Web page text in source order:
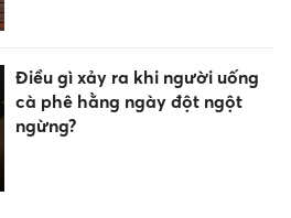
Điều gì xảy ra khi người uống
cà phê hằng ngày đột ngột
ngừng?